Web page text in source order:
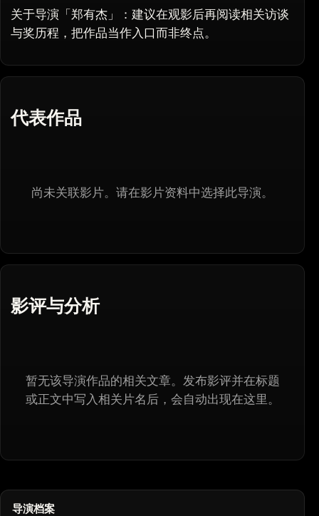
关于导演「郑有杰」：建议在观影后再阅读相关访谈
与奖历程，把作品当作入口而非终点。
代表作品
尚未关联影片。请在影片资料中选择此导演。
影评与分析
暂无该导演作品的相关文章。发布影评并在标题
或正文中写入相关片名后，会自动出现在这里。
导演档案